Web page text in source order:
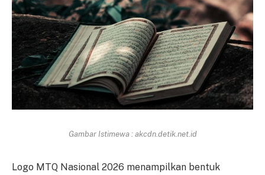
Gambar Istimewa : akcdn.detik.net.id
Logo MTQ Nasional 2026 menampilkan bentuk